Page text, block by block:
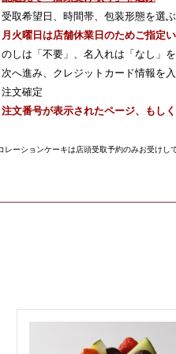
受取希望日、時間帯、包装形態を選ぶ
月火曜日は店舗休業日のためご指定
しは「不要」、名入れは「なし」
次へ進み、クレジットカード情報を
注文確定
注文番号が表示されたページ、もし
レーションケーキは店頭受取予約のみお受けし